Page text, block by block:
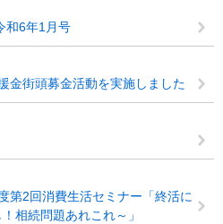
和6年1月号
金街頭募金活動を実施しました
第2回消費生活セミナー「終活に
相続問題あれこれ～」